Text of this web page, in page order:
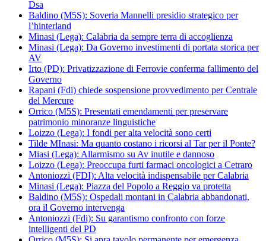
Dsa
Baldino (M5S): Soveria Mannelli presidio strategico per
l’hinterland
Minasi (Lega): Calabria da sempre terra di accoglienza
Minasi (Lega): Da Governo investimenti di portata storica per
AV
Irto (PD): Privatizzazione di Ferrovie conferma fallimento del
Governo
Rapani (Fdi) chiede sospensione provvedimento per Centrale
del Mercure
Orrico (M5S): Presentati emendamenti per preservare
patrimonio minoranze linguistiche
Loizzo (Lega): I fondi per alta velocità sono certi
Tilde MInasi: Ma quanto costano i ricorsi al Tar per il Ponte?
Miasi (Lega): Allarmismo su Av inutile e dannoso
Loizzo (Lega): Preoccupa furti farmaci oncologici a Cetraro
Antoniozzi (FDI): Alta velocità indispensabile per Calabria
Minasi (Lega): Piazza del Popolo a Reggio va protetta
Baldino (M5S): Ospedali montani in Calabria abbandonati,
ora il Governo intervenga
Antoniozzi (Fdi): Su garantismo confronto con forze
intelligenti del PD